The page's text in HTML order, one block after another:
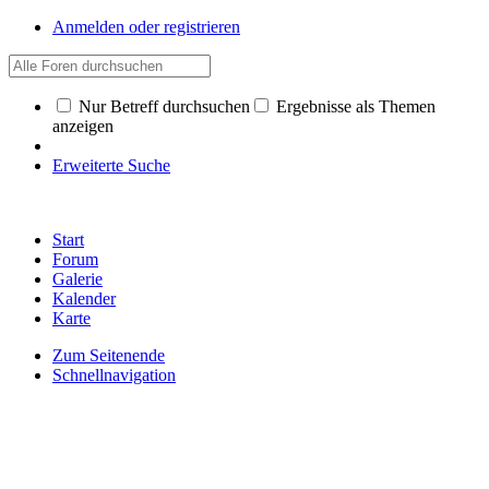
Anmelden oder registrieren
Nur Betreff durchsuchen
Ergebnisse als Themen
anzeigen
Erweiterte Suche
Start
Forum
Galerie
Kalender
Karte
Zum Seitenende
Schnellnavigation